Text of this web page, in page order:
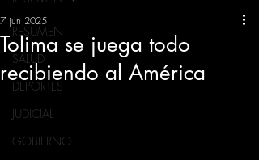
RESUMEN
SALUD
DEPORTES
JUDICIAL
GOBIERNO
Tolima se juega todo
recibiendo al América
7 jun 2025